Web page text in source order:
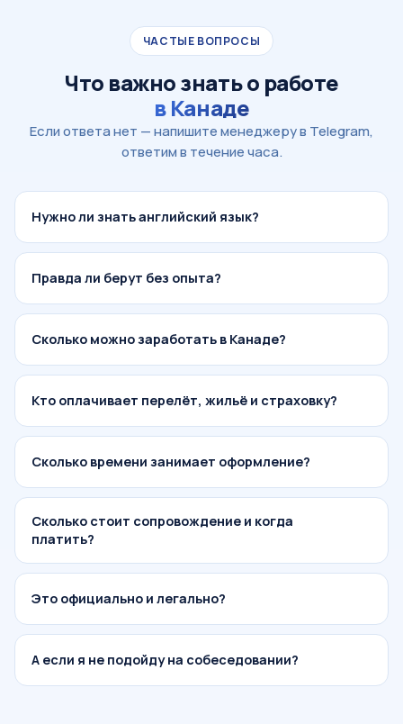
ЧАСТЫЕ ВОПРОСЫ
Что важно знать о работе
в Канаде
Если ответа нет — напишите менеджеру в Telegram,
ответим в течение часа.
Нужно ли знать английский язык?
Правда ли берут без опыта?
Сколько можно заработать в Канаде?
Кто оплачивает перелёт, жильё и страховку?
Сколько времени занимает оформление?
Сколько стоит сопровождение и когда
платить?
Это официально и легально?
А если я не подойду на собеседовании?